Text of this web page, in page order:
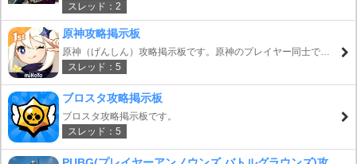
す。
スレッド：2
原神攻略掲示板
原神（げんしん）攻略掲示板です。原神のプレイヤー同士でス
トーリー考察やキャラの評価、聖遺物のスコア自慢等で盛り上
がろう！フレンド募集掲示板もあります。
スレッド：5
ブロスタ攻略掲示板
ブロスタ攻略掲示板です。
スレッド：5